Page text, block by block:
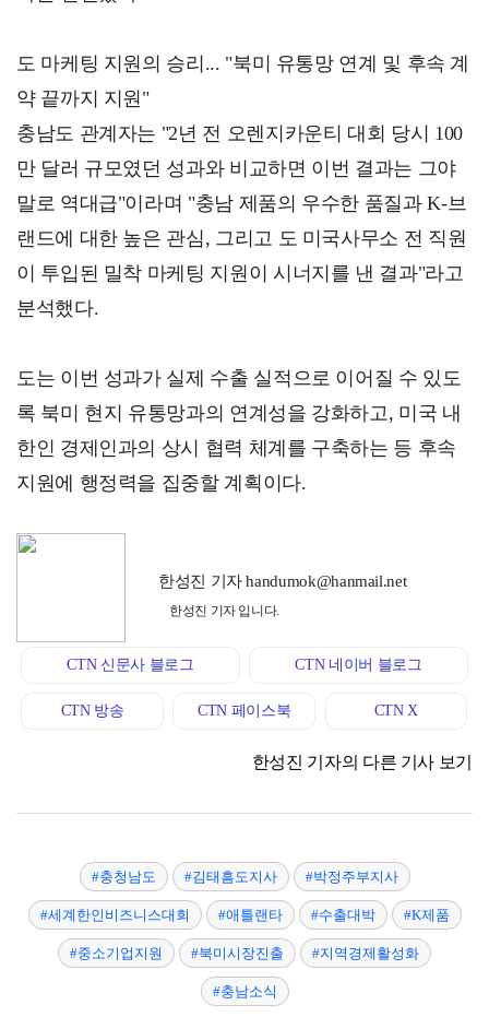
도 마케팅 지원의 승리... "북미 유통망 연계 및 후속 계
약 끝까지 지원"
충남도 관계자는 "2년 전 오렌지카운티 대회 당시 100
만 달러 규모였던 성과와 비교하면 이번 결과는 그야
말로 역대급"이라며 "충남 제품의 우수한 품질과 K-브
랜드에 대한 높은 관심, 그리고 도 미국사무소 전 직원
이 투입된 밀착 마케팅 지원이 시너지를 낸 결과"라고
분석했다.
도는 이번 성과가 실제 수출 실적으로 이어질 수 있도
록 북미 현지 유통망과의 연계성을 강화하고, 미국 내
한인 경제인과의 상시 협력 체계를 구축하는 등 후속
지원에 행정력을 집중할 계획이다.
한성진 기자 handumok@hanmail.net
한성진 기자 입니다.
CTN 신문사 블로그 CTN 네이버 블로그
CTN 방송 CTN 페이스북 CTN X
한성진 기자의 다른 기사 보기
#충청남도 #김태흠도지사 #박정주부지사
#세계한인비즈니스대회 #애틀랜타 #수출대박 #K제품
#중소기업지원 #북미시장진출 #지역경제활성화
#충남소식